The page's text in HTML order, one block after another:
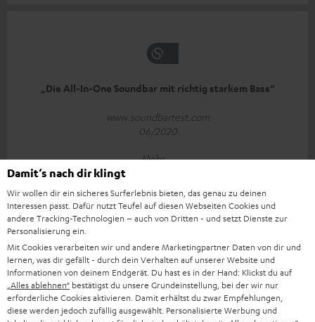
„Die All-In-One Soundbar mit richtig starkem Bass“
www.soundbartest.com
06/2020
Mehr...
„Dynamik und Raumtiefe gefallen …“
Video
03/2020
Damit‘s nach dir klingt
Wir wollen dir ein sicheres Surferlebnis bieten, das genau zu deinen
Interessen passt. Dafür nutzt Teufel auf diesen Webseiten Cookies und
andere Tracking-Technologien – auch von Dritten - und setzt Dienste zur
Personalisierung ein.
Mit Cookies verarbeiten wir und andere Marketingpartner Daten von dir und
lernen, was dir gefällt - durch dein Verhalten auf unserer Website und
Informationen von deinem Endgerät. Du hast es in der Hand: Klickst du auf
„Alles ablehnen“ bestätigst du unsere Grundeinstellung, bei der wir nur
erforderliche Cookies aktivieren. Damit erhältst du zwar Empfehlungen,
diese werden jedoch zufällig ausgewählt. Personalisierte Werbung und